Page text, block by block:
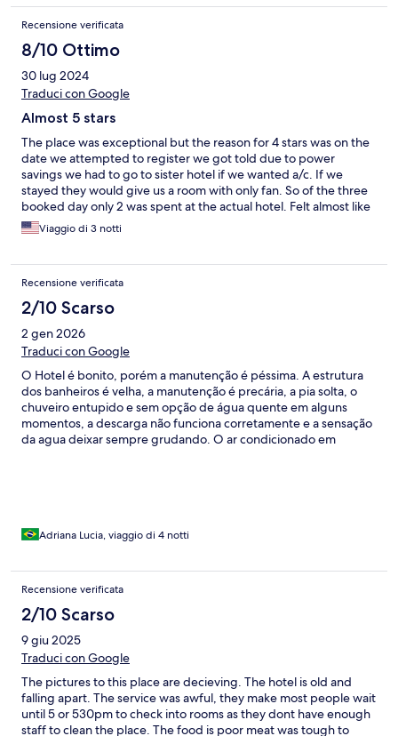
Recensione verificata
8/10 Ottimo
30 lug 2024
Traduci con Google
Almost 5 stars
The place was exceptional but the reason for 4 stars was on the
date we attempted to register we got told due to power
savings we had to go to sister hotel if we wanted a/c. If we
stayed they would give us a room with only fan. So of the three
booked day only 2 was spent at the actual hotel. Felt almost like
a bait and switch.
Viaggio di 3 notti
Recensione verificata
2/10 Scarso
2 gen 2026
Traduci con Google
O Hotel é bonito, porém a manutenção é péssima. A estrutura
dos banheiros é velha, a manutenção é precária, a pia solta, o
chuveiro entupido e sem opção de água quente em alguns
momentos, a descarga não funciona corretamente e a sensação
da agua deixar sempre grudando. O ar condicionado em
cardápio da comida é repetitivo e enjoa após alguns dias. As
porém não é entregue nada impresso para consultas
posteriores, o que deixa margem de dúvida em questão de
verde em alguns momentos. Em várias situações os funcionários
Adriana Lucia, viaggio di 4 notti
Recensione verificata
2/10 Scarso
9 giu 2025
Traduci con Google
The pictures to this place are decieving. The hotel is old and
falling apart. The service was awful, they make most people wait
until 5 or 530pm to check into rooms as they dont have enough
staff to clean the place. The food is poor meat was tough to